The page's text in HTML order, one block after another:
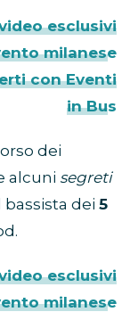
esclusivi
milanese
con Eventi
in Bus
dei
alcuni segreti
bassista dei 5
esclusivi
milanese